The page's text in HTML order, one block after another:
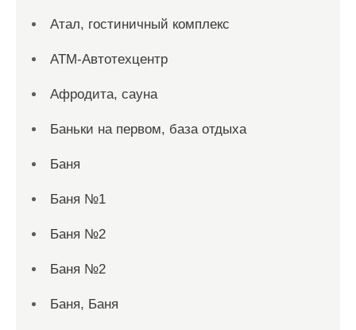
Атал, гостиничный комплекс
АТМ-Автотехцентр
Афродита, сауна
Баньки на первом, база отдыха
Баня
Баня №1
Баня №2
Баня №2
Баня, Баня